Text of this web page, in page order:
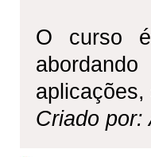
O curso é
Criado por: